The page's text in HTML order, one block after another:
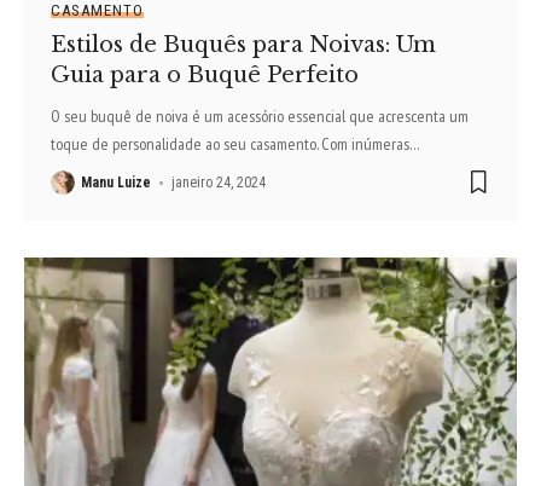
CASAMENTO
Estilos de Buquês para Noivas: Um
Guia para o Buquê Perfeito
O seu buquê de noiva é um acessório essencial que acrescenta um
toque de personalidade ao seu casamento. Com inúmeras…
Manu Luize janeiro 24, 2024